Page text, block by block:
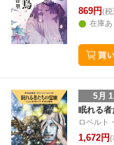
869円(税
在庫あ
5月
眠れる者
ロベルト
1,672円(